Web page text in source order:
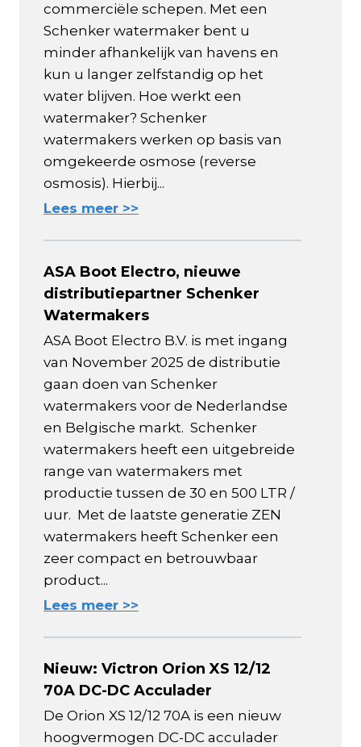
commerciële schepen. Met een
Schenker watermaker bent u
minder afhankelijk van havens en
kun u langer zelfstandig op het
water blijven. Hoe werkt een
watermaker? Schenker
watermakers werken op basis van
omgekeerde osmose (reverse
osmosis). Hierbij...
Lees meer >>
ASA Boot Electro, nieuwe
distributiepartner Schenker
Watermakers
ASA Boot Electro B.V. is met ingang
van November 2025 de distributie
gaan doen van Schenker
watermakers voor de Nederlandse
en Belgische markt. Schenker
watermakers heeft een uitgebreide
range van watermakers met
productie tussen de 30 en 500 LTR /
uur. Met de laatste generatie ZEN
watermakers heeft Schenker een
zeer compact en betrouwbaar
product...
Lees meer >>
Nieuw: Victron Orion XS 12/12
70A DC-DC Acculader
De Orion XS 12/12 70A is een nieuw
hoogvermogen DC-DC acculader